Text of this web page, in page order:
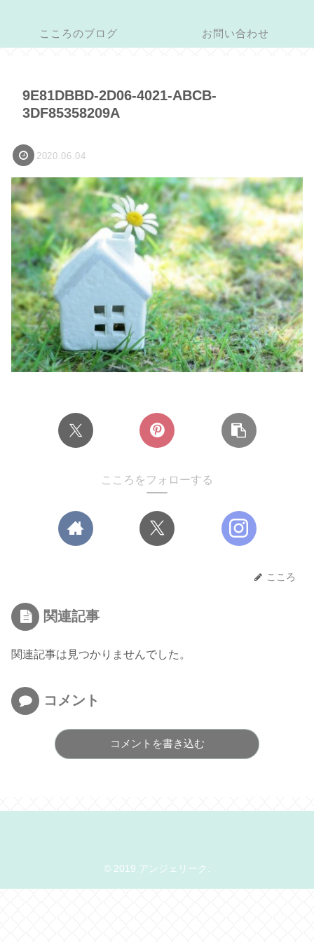
こころのブログ お問い合わせ
9E81DBBD-2D06-4021-ABCB-
3DF85358209A
2020.06.04
こころをフォローする
こころ
関連記事
関連記事は見つかりませんでした。
コメント
コメントを書き込む
© 2019 アンジェリーク.